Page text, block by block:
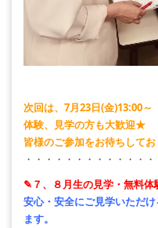
次回は、7月23日(金)13:00～
体験、見学の方も大歓迎★
皆様のご参加をお待ちしてお
・・・・・・・・・・・・
✎７、８月生の見学・無料体
安心・安全にご見学いただ
ます。